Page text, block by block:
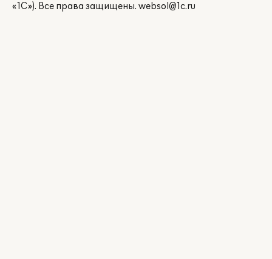
«1С»). Все права защищены. websol@1c.ru